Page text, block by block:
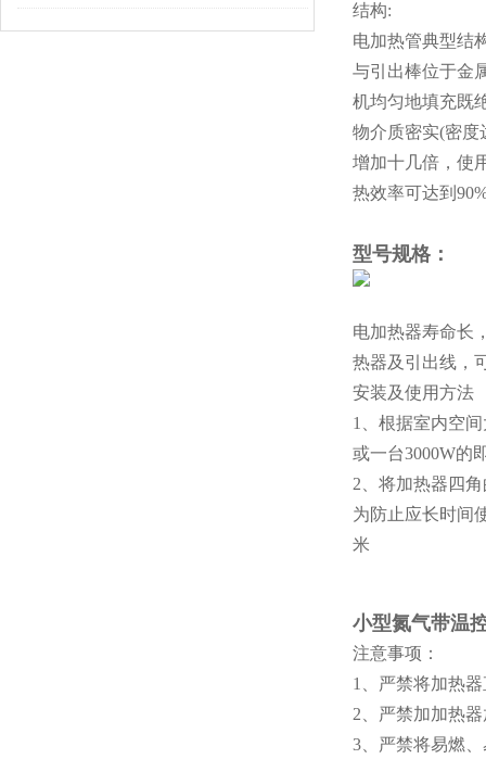
结构:
电加热管典型结
与引出棒位于金
机均匀地填充既
物介质密实(密度
增加十几倍，使
热效率可达到
型号规格 ：
电加热器寿命长
热器及引出线，
安装及使用方法
1、根据室内空
或一台3000W的
2、将加热器四
为防止应长时间
米
小型氮气带温
注意事项：
1、严禁将加热
2、严禁加加热
3、严禁将易燃